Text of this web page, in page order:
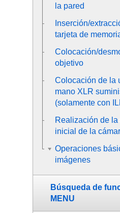
la pared
Inserción/
tarjeta de
Colocación/
objetivo
Colocación de la
mano XLR
(solamente con
Realización de
inicial de la
Operaciones
imágenes
Búsqueda de
MENU